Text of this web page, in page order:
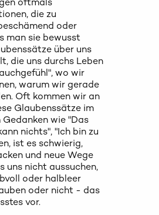
die zu
oder
man sie bewusst
über uns
die uns durchs Leben
wo wir
warum wir gerade
Oft kommen wir an
Glaubenssätze im
wie "Das
nichts", "Ich bin zu
ist es schwierig,
und neue Wege
uns nicht aussuchen,
oder halbleer
oder nicht - das
vor.